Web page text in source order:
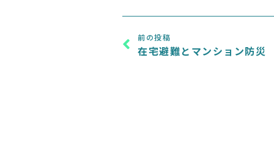
前の投稿
在宅避難とマンション防災